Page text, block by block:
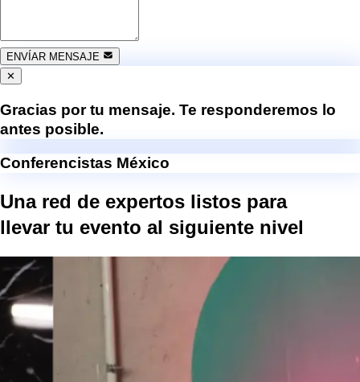
ENVÍAR MENSAJE
✕
Gracias por tu mensaje. Te responderemos lo
antes posible.
Conferencistas México
Una red de expertos listos para
llevar tu evento al siguiente nivel